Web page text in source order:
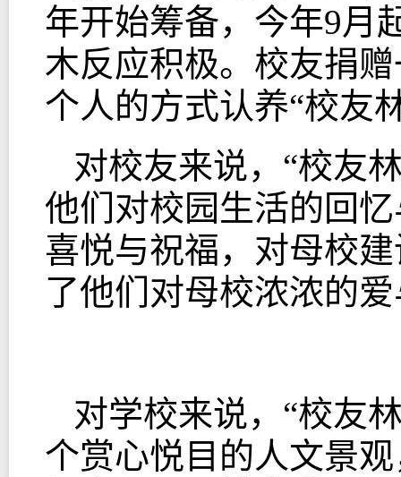
年开始筹备，今年9月
木反应积极。校友捐
个人的方式认养“校友
对校友来说，“校友
他们对校园生活的回
喜悦与祝福，对母校
了他们对母校浓浓的
对学校来说，“校友
个赏心悦目的人文景